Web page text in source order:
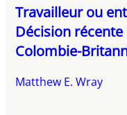
Travailleur ou
Décision
Colombie-
Matthew E. Wray